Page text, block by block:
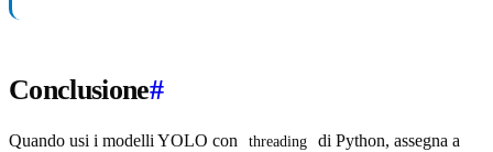
Conclusione#
Quando usi i modelli YOLO con threading
di Python, assegna a